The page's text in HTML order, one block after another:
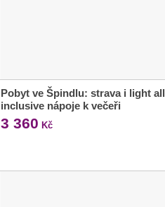
Pobyt ve Špindlu: strava i light all
inclusive nápoje k večeři
3 360 Kč